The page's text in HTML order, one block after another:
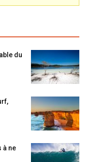
du
à ne